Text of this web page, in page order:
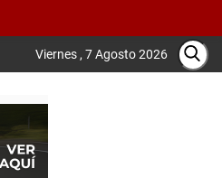
Viernes , 7 Agosto 2026